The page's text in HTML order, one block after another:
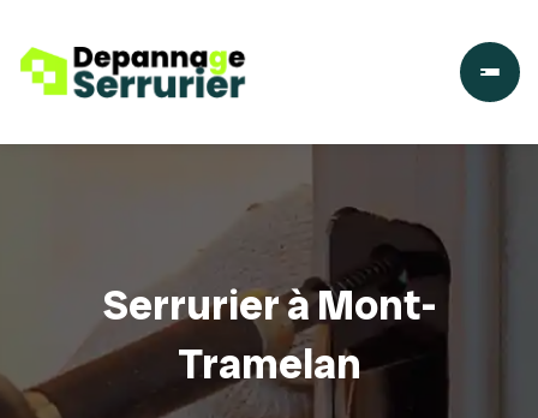
Serrurier à Mont-
Tramelan